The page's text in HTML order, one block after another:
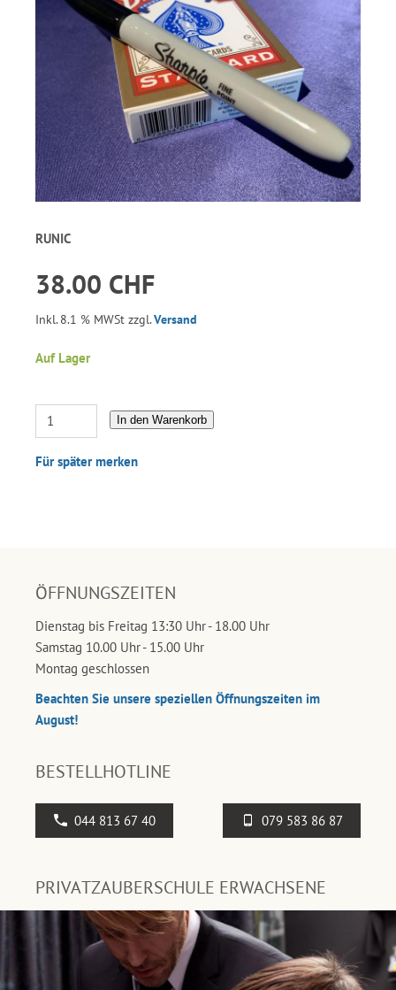
RUNIC
38.00 CHF
Inkl. 8.1 % MWSt zzgl.Versand
Auf Lager
In den Warenkorb
Für später merken
ÖFFNUNGSZEITEN
Dienstag bis Freitag 13:30 Uhr - 18.00 Uhr
Samstag 10.00 Uhr - 15.00 Uhr
Montag geschlossen
Beachten Sie unsere speziellen Öffnungszeiten im
August!
BESTELLHOTLINE
044 813 67 40 079 583 86 87
PRIVATZAUBERSCHULE ERWACHSENE